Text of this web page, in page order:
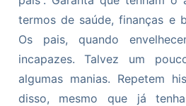
termos de saúde, finanças e
Os pais, quando
incapazes. Talvez um
algumas manias. Repetem
disso, mesmo que já